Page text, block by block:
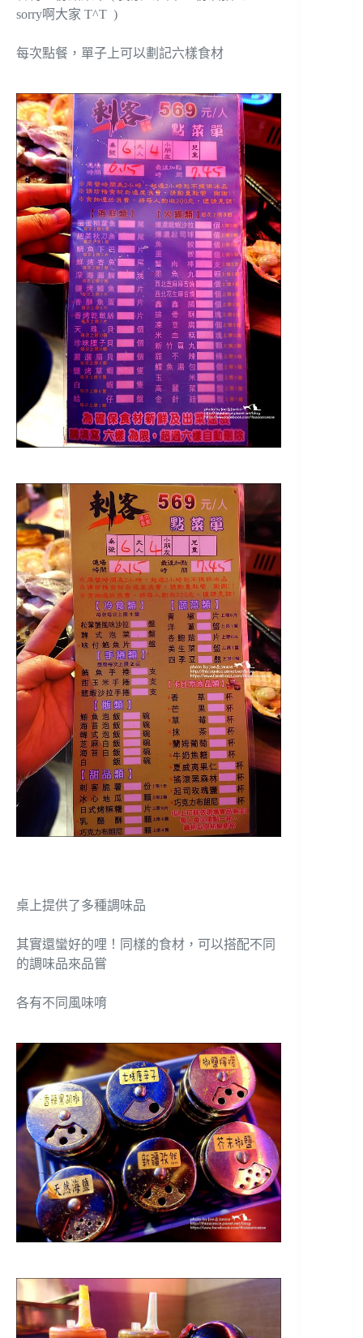
sorry啊大家 T^T )
每次點餐，單子上可以劃記六樣食材
桌上提供了多種調味品
其實還蠻好的哩！同樣的食材，可以搭配不同
的調味品來品嘗
各有不同風味唷